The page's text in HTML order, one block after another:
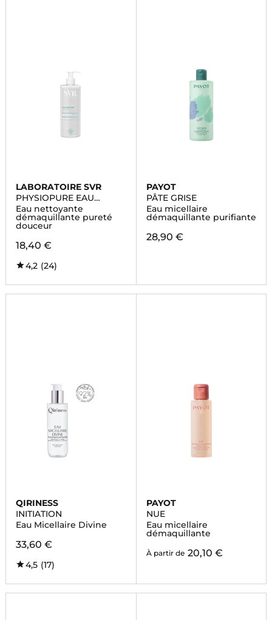
LABORATOIRE SVR
PHYSIOPURE EAU
MICELLAIRE
Eau nettoyante
démaquillante pureté
douceur
18,40 €
4,2 (24)
PAYOT
PÂTE GRISE
Eau micellaire
démaquillante purifiante
28,90 €
QIRINESS
INITIATION
Eau Micellaire Divine
33,60 €
4,5 (17)
PAYOT
NUE
Eau micellaire
démaquillante
À partir de 20,10 €